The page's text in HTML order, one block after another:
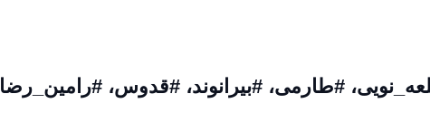
#طارمی، #بیرانوند، #قدوس،